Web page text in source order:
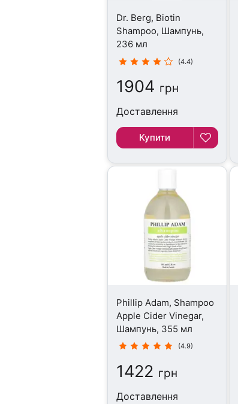
Dr. Berg, Biotin
Shampoo, Шампунь,
236 мл
(4.4)
1904 грн
Доставлення
Купити
Phillip Adam, Shampoo
Apple Cider Vinegar,
Шампунь, 355 мл
(4.9)
1422 грн
Доставлення